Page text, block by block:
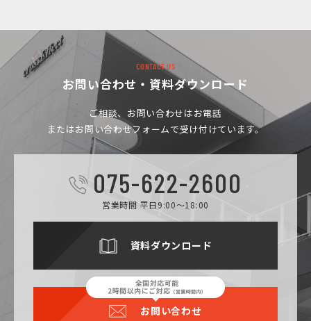
CONTACT US
お問い合わせ・資料ダウンロード
ご相談、お問い合わせはお電話
またはお問い合わせフォームで受け付けています。
075-622-2600
営業時間 平日9:00～18:00
資料ダウンロード
お問い合わせ